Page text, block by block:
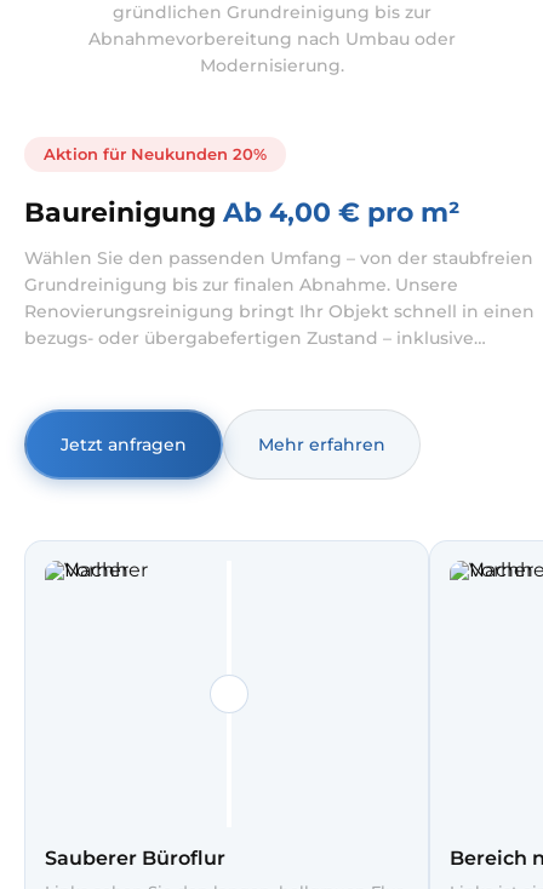
gründlichen Grundreinigung bis zur
Abnahmevorbereitung nach Umbau oder
Modernisierung.
Aktion für Neukunden 20%
Baureinigung Ab 4,00 € pro m²
Wählen Sie den passenden Umfang – von der staubfreien
Grundreinigung bis zur finalen Abnahme. Unsere
Renovierungsreinigung bringt Ihr Objekt schnell in einen
bezugs- oder übergabefertigen Zustand – inklusive
Hausreinigung nach Renovierung und Büroreinigung
nach Renovierung.
Jetzt anfragen Mehr erfahren
Sauberer Büroflur Bereich